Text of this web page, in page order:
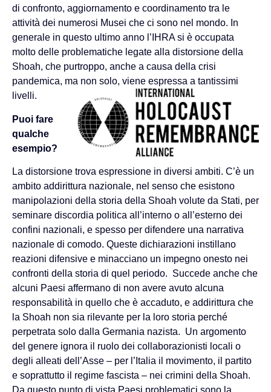
di confronto, aggiornamento e coordinamento tra le
attività dei numerosi Musei che ci sono nel mondo. In
generale in questo ultimo anno l’IHRA si è occupata
molto delle problematiche legate alla distorsione della
Shoah, che purtroppo, anche a causa della crisi
pandemica, ma non solo, viene espressa a tantissimi
livelli.
Puoi fare
qualche
esempio?
La distorsione trova espressione in diversi ambiti. C’è un
ambito addirittura nazionale, nel senso che esistono
manipolazioni della storia della Shoah volute da Stati, per
seminare discordia politica all’interno o all’esterno dei
confini nazionali, e spesso per difendere una narrativa
nazionale di comodo. Queste dichiarazioni instillano
reazioni difensive e minacciano un impegno onesto nei
confronti della storia di quel periodo. Succede anche che
alcuni Paesi affermano di non avere avuto alcuna
responsabilità in quello che è accaduto, e addirittura che
la Shoah non sia rilevante per la loro storia perché
perpetrata solo dalla Germania nazista. Un argomento
del genere ignora il ruolo dei collaborazionisti locali o
degli alleati dell’Asse – per l’Italia il movimento, il partito
e soprattutto il regime fascista – nei crimini della Shoah.